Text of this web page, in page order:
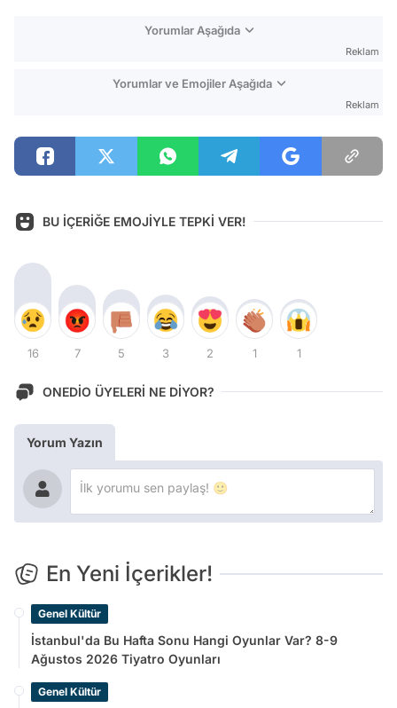
Yorumlar Aşağıda
Reklam
Yorumlar ve Emojiler Aşağıda
Reklam
BU İÇERİĞE EMOJİYLE TEPKİ VER!
16 7 5 3 2 1 1
ONEDİO ÜYELERİ NE DİYOR?
Yorum Yazın
En Yeni İçerikler!
Genel Kültür
İstanbul'da Bu Hafta Sonu Hangi Oyunlar Var? 8-9
Ağustos 2026 Tiyatro Oyunları
Genel Kültür